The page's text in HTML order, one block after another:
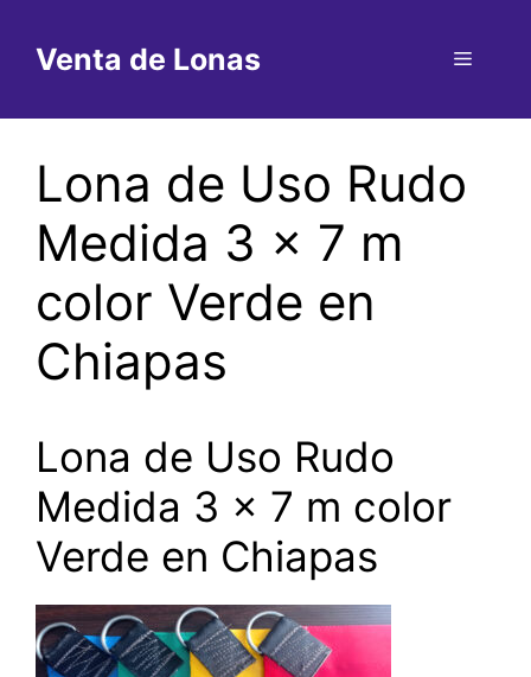
contenido
Venta de Lonas Menú
Lona de Uso Rudo
Medida 3 x 7 m
color Verde en
Chiapas
Lona de Uso Rudo
Medida 3 x 7 m color
Verde en Chiapas